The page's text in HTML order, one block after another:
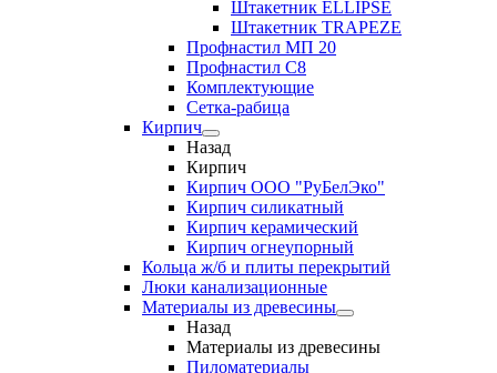
Штакетник ELLIPSE
Штакетник TRAPEZE
Профнастил МП 20
Профнастил С8
Комплектующие
Сетка-рабица
Кирпич
Назад
Кирпич
Кирпич ООО "РуБелЭко"
Кирпич силикатный
Кирпич керамический
Кирпич огнеупорный
Кольца ж/б и плиты перекрытий
Люки канализационные
Материалы из древесины
Назад
Материалы из древесины
Пиломатериалы